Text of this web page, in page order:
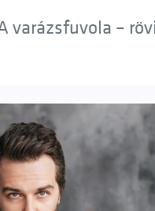
varázsfuvola –